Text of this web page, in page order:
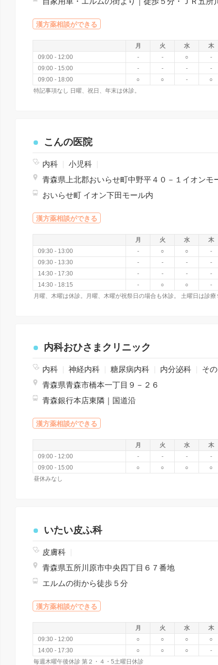
漢方薬相談ができる
月 火 水
木
09:00 - 12:00
- - ○
-
09:00 - 15:00
- - -
-
09:00 - 18:00
○ ○ -
○
特記事項なし 日曜、祝日、年末は休診。
こんの医院
内科 小児科
おいらせ町 イオン下田モール内
漢方薬相談ができる
月 火 水
木
09:30 - 13:00
- ○ ○
-
09:30 - 13:30
- - -
-
14:30 - 17:30
- - -
-
14:30 - 18:15
- ○ ○ -
内科おひさまクリニック
内科 神経内科 糖尿病内科 内分泌科
その他
青森県青森市橋本一丁目９－２６
青森銀行本店東隣｜国道沿
漢方薬相談ができる
月 火 水
木
09:00 - 12:00
- - -
-
09:00 - 15:00
○ ○ ○
○
昼休みなし
いたい皮ふ科
皮膚科
青森県五所川原市中央四丁目６７番地
エルムの街から徒歩５分
漢方薬相談ができる
月 火 水
木
09:30 - 12:00
○ ○ ○
○
14:00 - 17:30
○ ○ ○
-
毎週木曜午後休診 第２・４・5土曜日休診